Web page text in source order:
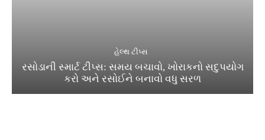
હેલ્થ ટીપ્સ
રસોડાની સ્માર્ટ ટીપ્સ: સમય બચાવો, ખોરાકનો સદુપયોગ
કરો અને રસોઈને બનાવો વધુ સરળ